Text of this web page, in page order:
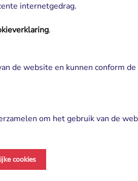
internetgedrag.
.
de website en kunnen conform
om het gebruik van de
en om de effectiviteit van onze
cookies
Locaties